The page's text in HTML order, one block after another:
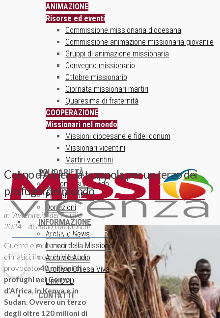
ANIMAZIONE
Risorse ed eventi
Commissione missionaria diocesana
Commissione animazione missionaria giovanile
Gruppi di animazione missionaria
Convegno missionario
Ottobre missionario
Giornata missionari martiri
Quaresima di fraternità
COOPERAZIONE
Missionari nel mondo
Missioni diocesane e fidei donum
Missionari vicentini
Martiri vicentini
SOLIDARIETÀ
Un ponte sul mondo
Progetti solidali
Donazioni
INFORMAZIONE
Archivio News
Lunedì della Missione
Archivio Audio
Archivio Chiesa Viva
Link CMD
CONTATTI
ISCRIZIONE NEWSLETTER
Corno d’Africa, la trappola per un terzo dei
profughi del mondo
in “Avvenire.it” del 7 luglio
2024 – di Paolo Lambruschi
Guerre e mutamenti
climatici, il doppio killer ha
provocato40 milioni di
profughi nel Corno
d’Africa, in Kenya e in
Sudan. Ovvero un terzo
degli oltre 120 milioni di